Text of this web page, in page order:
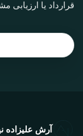
قرارداد یا
آرش علیزاده